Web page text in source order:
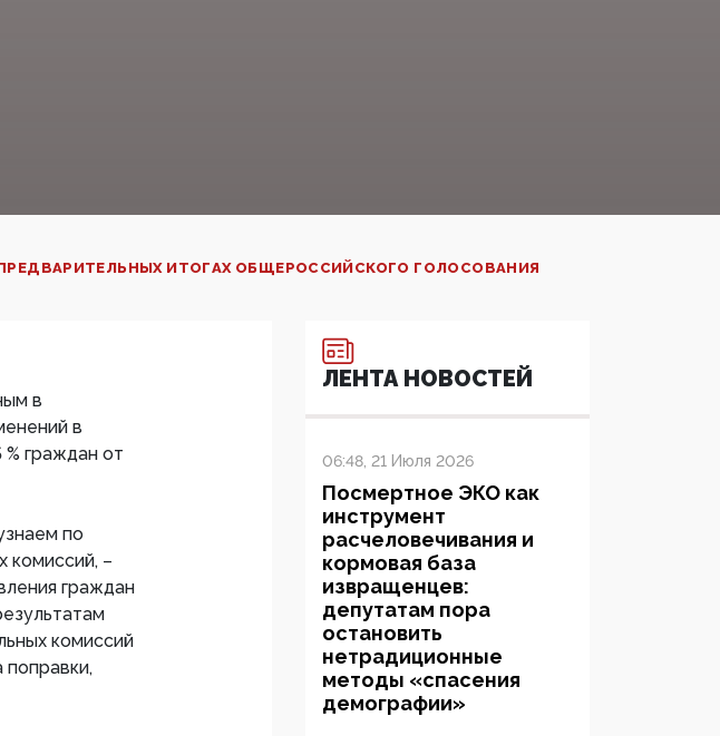
ИТОГАХ ОБЩЕРОССИЙСКОГО ГОЛОСОВАНИЯ
в
в
граждан от
по
комиссий, –
граждан
комиссий
поправки,
ЛЕНТА НОВОСТЕЙ
06:48, 21 Июля 2026
Посмертное ЭКО как
инструмент
расчеловечивания и
кормовая база
извращенцев:
депутатам пора
остановить
нетрадиционные
методы «спасения
демографии»